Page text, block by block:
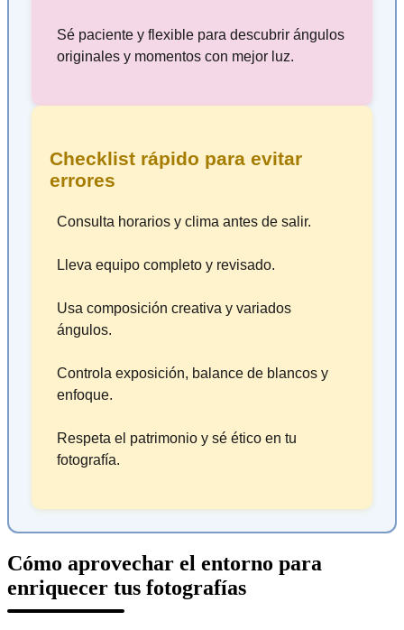
Sé paciente y flexible para descubrir ángulos
originales y momentos con mejor luz.
Checklist rápido para evitar
errores
Consulta horarios y clima antes de salir.
Lleva equipo completo y revisado.
Usa composición creativa y variados
ángulos.
Controla exposición, balance de blancos y
enfoque.
Respeta el patrimonio y sé ético en tu
fotografía.
Cómo aprovechar el entorno para
enriquecer tus fotografías